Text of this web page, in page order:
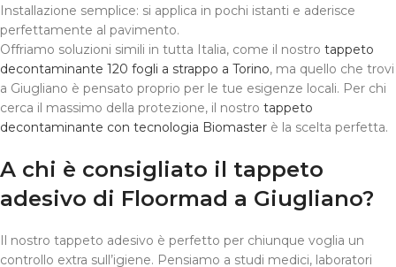
Installazione semplice: si applica in pochi istanti e aderisce
perfettamente al pavimento.
Offriamo soluzioni simili in tutta Italia, come il nostro tappeto
decontaminante 120 fogli a strappo a Torino, ma quello che trovi
a Giugliano è pensato proprio per le tue esigenze locali. Per chi
cerca il massimo della protezione, il nostro tappeto
decontaminante con tecnologia Biomaster è la scelta perfetta.
A chi è consigliato il tappeto
adesivo di Floormad a Giugliano?
Il nostro tappeto adesivo è perfetto per chiunque voglia un
controllo extra sull’igiene. Pensiamo a studi medici, laboratori